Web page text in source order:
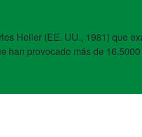
Heller (EE. UU., 1981) que
han provocado más de